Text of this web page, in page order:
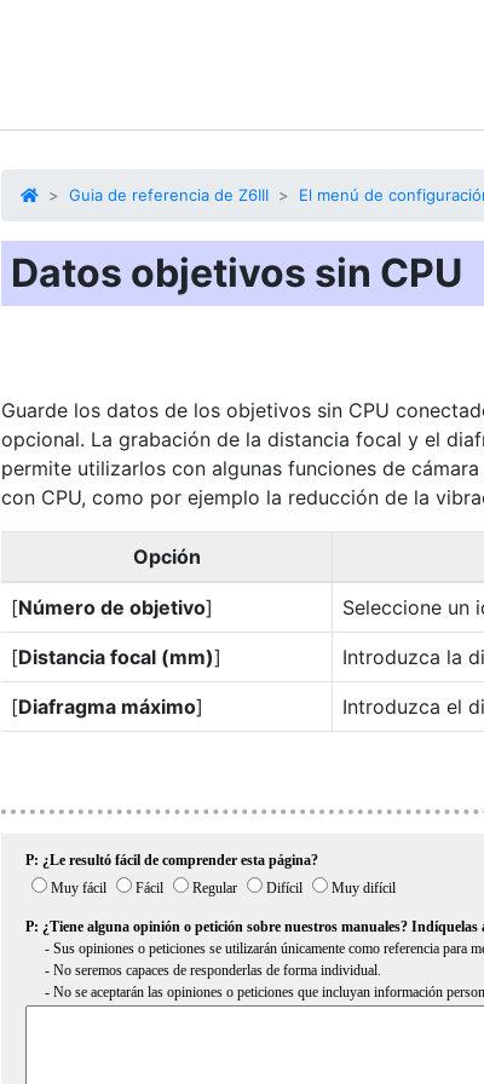
Guia de referencia de Z6III El menú de
Datos objetivos sin CPU
Guarde los datos de los objetivos sin CPU
opcional. La grabación de la distancia focal y el
permite utilizarlos con algunas funciones de
con CPU, como por ejemplo la reducción de la
Opción
[Número de objetivo] Seleccione un
[Distancia focal (mm)] Introduzca la
[Diafragma máximo] Introduzca el